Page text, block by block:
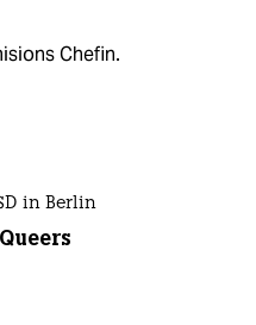
Chefin.
in Berlin